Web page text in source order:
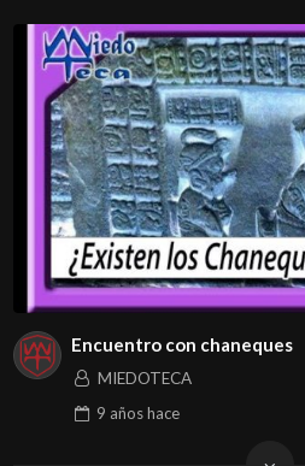
Encuentro con chaneques
MIEDOTECA
9 añoshace